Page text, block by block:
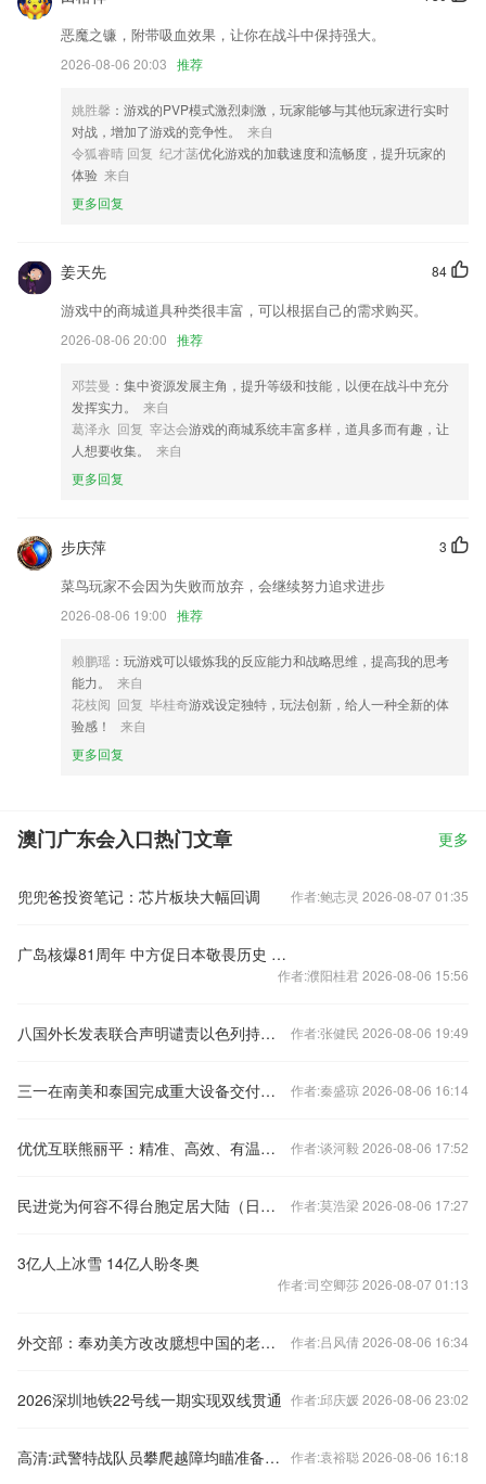
维修店集采
增加新的活动
适配睿视新固件
开发者：上海维典网络科技有限公司
修复已知bug，新增一键快速分享
联系我们
以上就是澳门广东会入口的介绍，如果您喜欢这款软件，您可以到应用商
店进行打分评论，说出您的使用经历，以帮助我们更好的对产品进行优化
恶魔之镰，附带吸血效果，让你在战斗中保持强大。
2026-08-06 20:03 推荐
姚胜馨 ：游戏的PVP模式激烈刺激，玩家能够与其他玩家进行实时
对战，增加了游戏的竞争性。
来自
令狐睿晴 回复 纪才菡优化游戏的加载速度和流畅度，提升玩家的
体验 来自
更多回复
84
姜天先
游戏中的商城道具种类很丰富，可以根据自己的需求购买。
2026-08-06 20:00 推荐
邓芸曼 ：集中资源发展主角，提升等级和技能，以便在战斗中充分
发挥实力。
来自
葛泽永 回复 宰达会游戏的商城系统丰富多样，道具多而有趣，让
人想要收集。
来自
更多回复
3
步庆萍
菜鸟玩家不会因为失败而放弃，会继续努力追求进步
2026-08-06 19:00 推荐
赖鹏瑶 ：玩游戏可以锻炼我的反应能力和战略思维，提高我的思考
能力。
来自
花枝阅 回复 毕桂奇游戏设定独特，玩法创新，给人一种全新的体
验感！
来自
更多回复
澳门广东会入口热门文章 更多
兜兜爸投资笔记：芯片板块大幅回调 作者:鲍志灵 2026-08-07 01:35
广岛核爆81周年 中方促日本敬畏历史 核武器造成的灾难不应重演
作者:濮阳桂君 2026-08-06 15:56
八国外长发表联合声明谴责以色列持续侵犯加沙地带 作者:张健民 2026-08-06 19:49
三一在南美和泰国完成重大设备交付，全球布局持续拓展 作者:秦盛琼 2026-08-06 16:14
优优互联熊丽平：精准、高效、有温度的智能营销是未来大势所趋 作者:谈河毅 2026-08-06 17:52
民进党为何容不得台胞定居大陆（日月谈） 作者:莫浩梁 2026-08-06 17:27
3亿人上冰雪 14亿人盼冬奥
作者:司空卿莎 2026-08-07 01:13
外交部：奉劝美方改改臆想中国的老毛病停止挑拨中韩关系 作者:吕风倩 2026-08-06 16:34
2026深圳地铁22号线一期实现双线贯通 作者:邱庆媛 2026-08-06 23:02
高清:武警特战队员攀爬越障均瞄准备战要求 作者:袁裕聪 2026-08-06 16:18